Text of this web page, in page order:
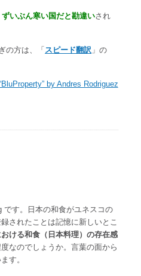
ずいぶん寒い国だと勘違いされ
の方は、「 スピード翻訳 」の
by Andres Rodriguez
です。日本の和食がユネスコの
されたことは記憶に新しいとこ
ける和食（日本料理）の存在感
なのでしょうか。言葉の面から
す。